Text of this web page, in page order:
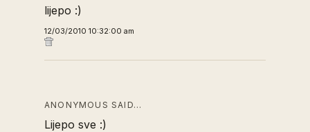
lijepo :)
12/03/2010 10:32:00 am
ANONYMOUS SAID…
Lijepo sve :)